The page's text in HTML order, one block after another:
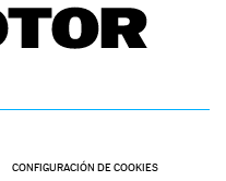
CONFIGURACIÓN DE COOKIES